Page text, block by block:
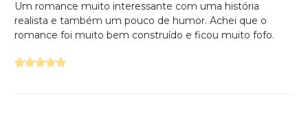
Um romance muito interessante com uma história
realista e também um pouco de humor. Achei que o
romance foi muito bem construído e ficou muito fofo.